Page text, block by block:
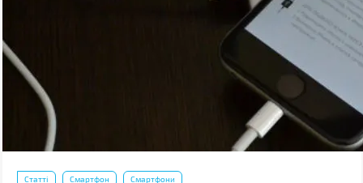
Статті Смартфон Смартфони